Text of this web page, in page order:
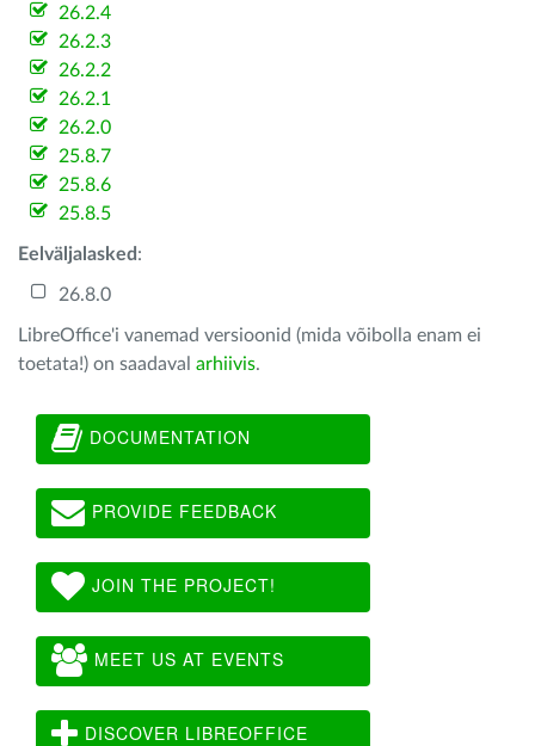
26.2.4
26.2.3
26.2.2
26.2.1
26.2.0
25.8.7
25.8.6
25.8.5
Eelväljalasked :
26.8.0
LibreOffice'i vanemad versioonid (mida võibolla enam ei
toetata!) on saadaval arhiivis.
DOCUMENTATION
PROVIDE FEEDBACK
JOIN THE PROJECT!
MEET US AT EVENTS
DISCOVER LIBREOFFICE